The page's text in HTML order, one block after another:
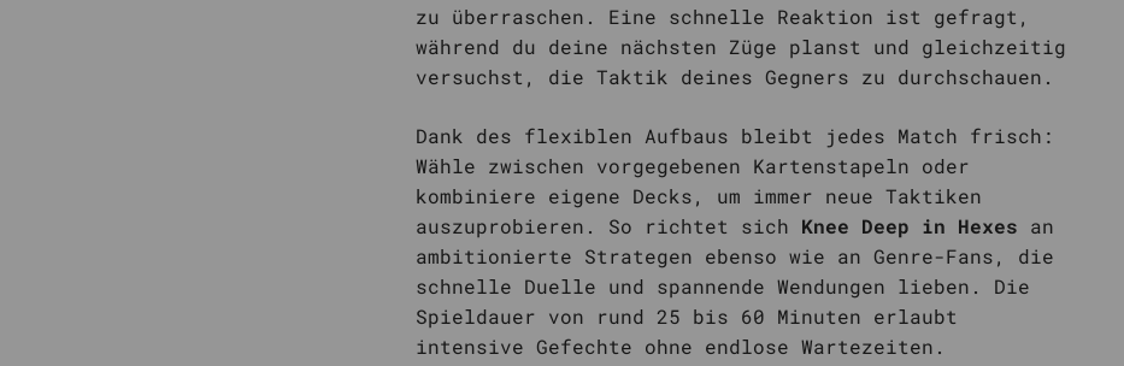
zu überraschen. Eine schnelle Reaktion ist gefragt,
während du deine nächsten Züge planst und gleichzeitig
versuchst, die Taktik deines Gegners zu durchschauen.
Dank des flexiblen Aufbaus bleibt jedes Match frisch:
Wähle zwischen vorgegebenen Kartenstapeln oder
kombiniere eigene Decks, um immer neue Taktiken
auszuprobieren. So richtet sich Knee Deep in Hexes an
ambitionierte Strategen ebenso wie an Genre-Fans, die
schnelle Duelle und spannende Wendungen lieben. Die
Spieldauer von rund 25 bis 60 Minuten erlaubt
intensive Gefechte ohne endlose Wartezeiten.